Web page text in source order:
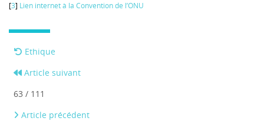
[3] Lien internet à la Convention de l’ONU
Ethique
Article suivant
63 / 111
Article précédent